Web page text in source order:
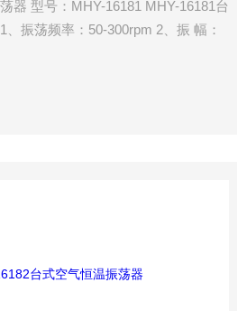
器 型号：MHY-16181 MHY-16181台
振荡频率：50-300rpm 2、振 幅：